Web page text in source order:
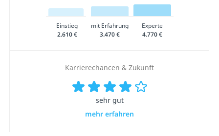
Einstieg mit Erfahrung
Experte
2.610 €
3.470 € 4.770 €
Karrierechancen & Zukunft
sehr gut
mehr erfahren